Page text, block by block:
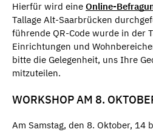
Hierfür wird eine Online-
Tallage Alt-Saarbrücken
führende QR-Code wurde in der
Einrichtungen und
bitte die Gelegenheit, uns Ihre
mitzuteilen.
WORKSHOP AM 8.
Am Samstag, den 8. Oktober, 14